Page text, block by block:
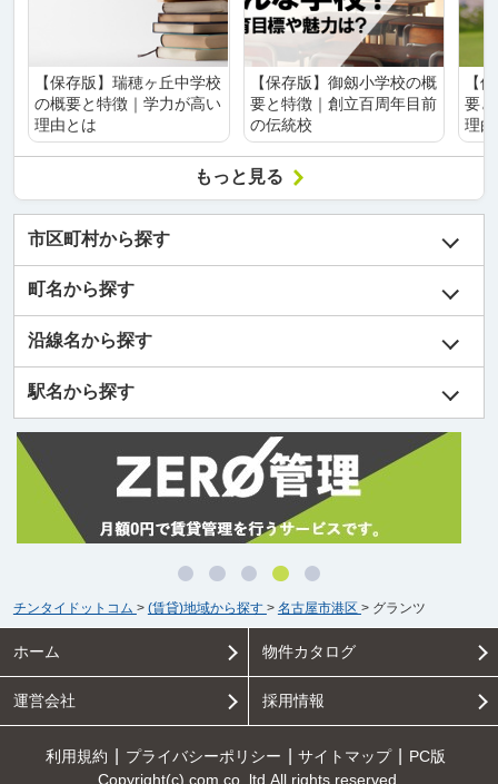
【保存版】瑞穂ヶ丘中学校
の概要と特徴｜学力が高い
理由とは
【保存版】御劔小学校の概
要と特徴｜創立百周年目前
の伝統校
【
要
理
もっと見る
市区町村から探す
町名から探す
沿線名から探す
駅名から探す
チンタイドットコム > (賃貸)地域から探す > 名古屋市港区 > グランツ
ホーム 物件カタログ
運営会社 採用情報
利用規約 プライバシーポリシー サイトマップ
PC版
Copyright(c) com.co.,ltd All rights reserved.